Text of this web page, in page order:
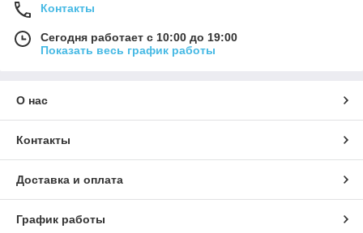
Контакты
Сегодня работает с 10:00 до 19:00
Показать весь график работы
О нас
Контакты
Доставка и оплата
График работы